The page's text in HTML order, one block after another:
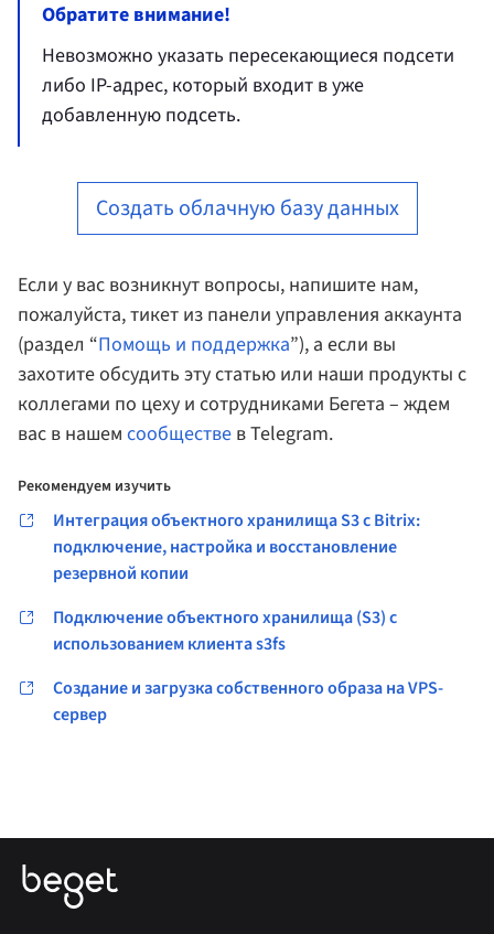
Обратите внимание!
Невозможно указать пересекающиеся подсети
либо IP-адрес, который входит в уже
добавленную подсеть.
Создать облачную базу данных
Если у вас возникнут вопросы, напишите нам,
пожалуйста, тикет из панели управления аккаунта
(раздел “Помощь и поддержка”), а если вы
захотите обсудить эту статью или наши продукты с
коллегами по цеху и сотрудниками Бегета – ждем
вас в нашем сообществе в Telegram.
Рекомендуем изучить
Интеграция объектного хранилища S3 c Bitrix:
подключение, настройка и восстановление
резервной копии
Подключение объектного хранилища (S3) с
использованием клиента s3fs
Создание и загрузка собственного образа на VPS-
сервер